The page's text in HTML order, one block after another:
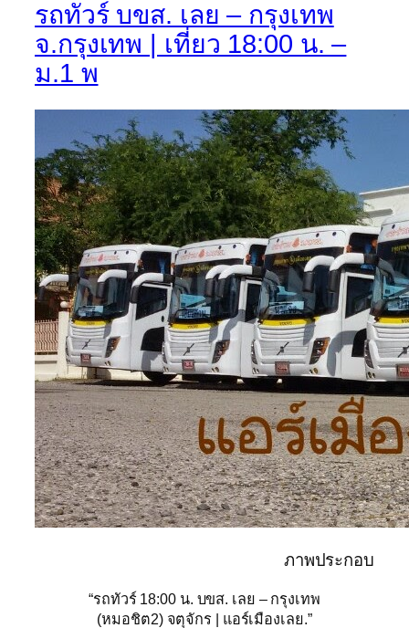
รถทัวร์ บขส. เลย – กรุงเทพ
จ.กรุงเทพ | เที่ยว 18:00 น. –
ม.1 พ
ภาพประกอบ
“รถทัวร์ 18:00 น. บขส. เลย – กรุงเทพ
(หมอชิต2) จตุจักร | แอร์เมืองเลย.”